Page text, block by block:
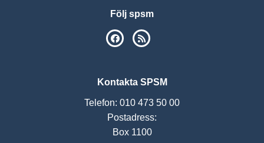
Följ spsm
SPSM på Facebook
Kontakta SPSM
Telefon: 010 473 50 00
Postadress:
Box 1100